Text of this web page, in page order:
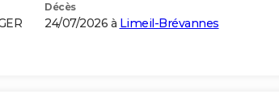
Décès
24/07/2026 à Limeil-Brévannes